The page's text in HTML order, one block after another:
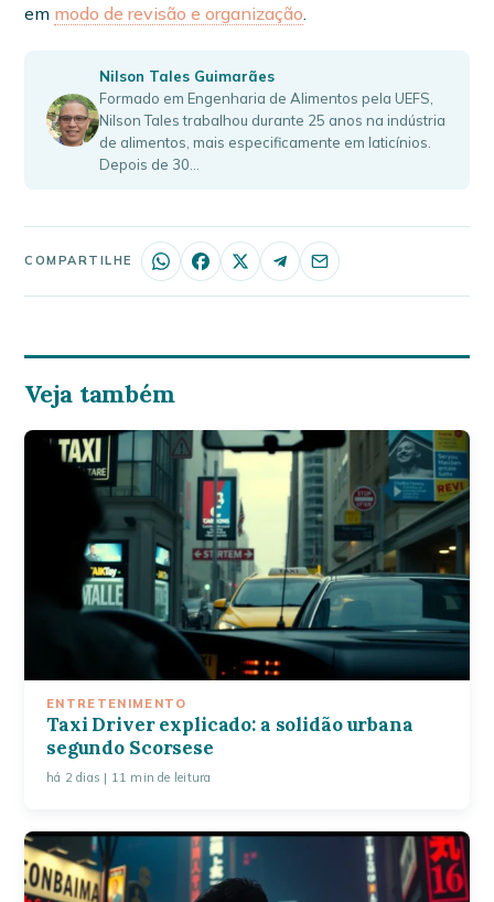
em modo de revisão e organização
Nilson Tales Guimarães
Formado em Engenharia de Alimentos pela UEFS,
Nilson Tales trabalhou durante 25 anos na indústria
de alimentos, mais especificamente em laticínios.
Depois de 30…
COMPARTILHE
Veja também
ENTRETENIMENTO
Taxi Driver explicado: a solidão urbana
segundo Scorsese
há 2 dias | 11 min de leitura